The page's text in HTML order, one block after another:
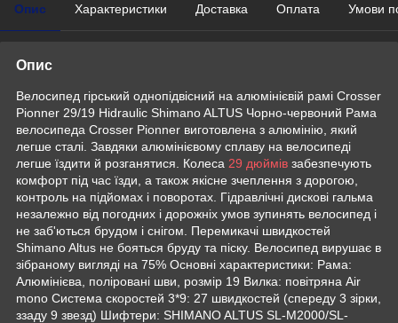
Опис Характеристики Доставка Оплата Умови
Опис
Велосипед гірський однопідвісний на алюмінієвій рамі Crosser
Pionner 29/19 Hidraulic Shimano ALTUS Чорно-червоний Рама
велосипеда Crosser Pionner виготовлена з алюмінію, який
легше сталі. Завдяки алюмінієвому сплаву на велосипеді
легше їздити й розганятися. Колеса 29 дюймів забезпечують
комфорт під час їзди, а також якісне зчеплення з дорогою,
контроль на підйомах і поворотах. Гідравлічні дискові гальма
незалежно від погодних і дорожніх умов зупинять велосипед і
не заб'ються брудом і снігом. Перемикачі швидкостей
Shimano Altus не бояться бруду та піску. Велосипед вирушає в
зібраному вигляді на 75% Основні характеристики: Рама:
Алюмінієва, поліровані шви, розмір 19 Вилка: повітряна Air
mono Система скоростей 3*9: 27 швидкостей (спереду 3 зірки,
ззаду 9 звезд) Шифтери: SHIMANO ALTUS SL-M2000/SL-